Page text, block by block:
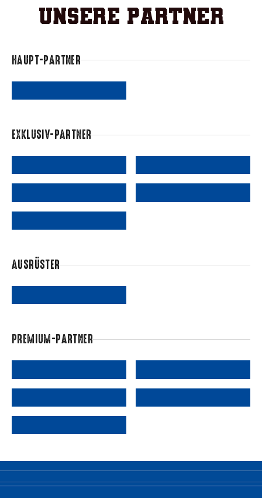
Unsere Partner
HAUPT-PARTNER
EXKLUSIV-PARTNER
AUSRÜSTER
PREMIUM-PARTNER